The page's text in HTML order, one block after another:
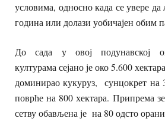
условима, односно када се увере
година или долази уобичајен обим
До сада у овој подунавској
културама сејано је око 5.600
доминирао кукуруз, сунцокрет
поврће на 800 хектара. Припрема
сетву обављена је на 80 одсто